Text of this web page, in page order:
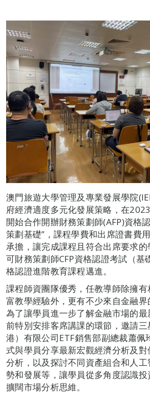
澳門旅遊大學管理及專業發展學院
府經濟適度多元化發展策略，在
開始合作開辦財務策劃師(AFP)資格
策劃基礎”，課程學費和出席證書費
承擔，讓完成課程且符合出席要求
可財務策劃師CFP資格認證考試（基
格認證進階教育課程邁進。
課程師資團隊優秀，任教導師除擁
富教學經驗外，更有不少來自金融界
為了讓學員進一步了解金融市場的最
前特別安排客席講課的環節，邀請
港）有限公司ETF銷售部副總裁蕭佩
式與學員分享最新宏觀經濟分析及
分析，以及探討不同資產組合和人
勢和發展等，讓學員從多角度認識投
擴闊市場分析思維。